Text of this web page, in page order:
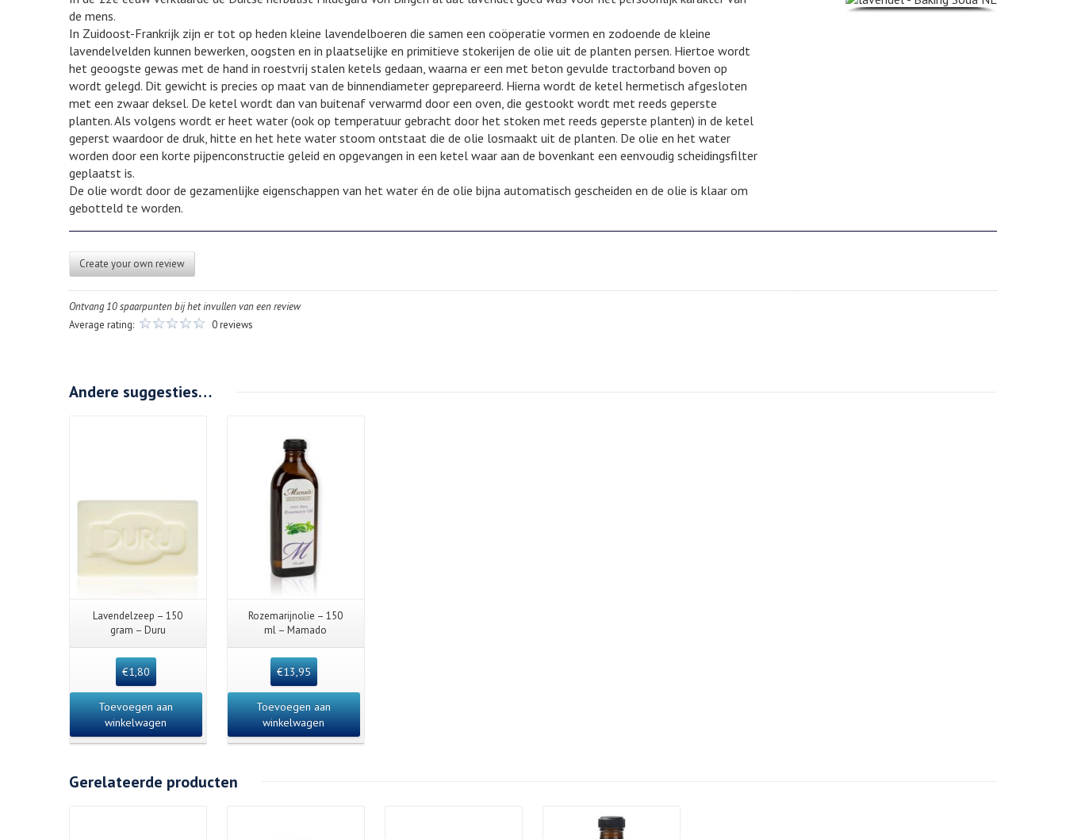
de mens.
In Zuidoost-Frankrijk zijn er tot op heden kleine lavendelboeren die samen een coöperatie vormen en zodoende de kleine
lavendelvelden kunnen bewerken, oogsten en in plaatselijke en primitieve stokerijen de olie uit de planten persen. Hiertoe wordt
het geoogste gewas met de hand in roestvrij stalen ketels gedaan, waarna er een met beton gevulde tractorband boven op
wordt gelegd. Dit gewicht is precies op maat van de binnendiameter geprepareerd. Hierna wordt de ketel hermetisch afgesloten
met een zwaar deksel. De ketel wordt dan van buitenaf verwarmd door een oven, die gestookt wordt met reeds geperste
planten. Als volgens wordt er heet water (ook op temperatuur gebracht door het stoken met reeds geperste planten) in de ketel
geperst waardoor de druk, hitte en het hete water stoom ontstaat die de olie losmaakt uit de planten. De olie en het water
worden door een korte pijpenconstructie geleid en opgevangen in een ketel waar aan de bovenkant een eenvoudig scheidingsfilter
geplaatst is.
De olie wordt door de gezamenlijke eigenschappen van het water én de olie bijna automatisch gescheiden en de olie is klaar om
gebotteld te worden.
Create your own review
Ontvang 10 spaarpunten bij het invullen van een review
Average rating:
0 reviews
Andere suggesties…
Lavendelzeep – 150
gram – Duru
€1,80
Toevoegen aan
winkelwagen
Rozemarijnolie – 150
ml – Mamado
€13,95
Toevoegen aan
winkelwagen
Gerelateerde producten